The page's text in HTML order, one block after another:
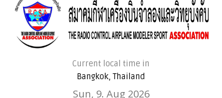
Current local time in
Bangkok, Thailand